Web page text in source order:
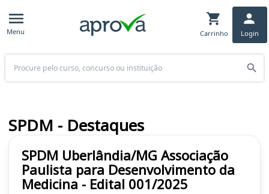
Menu Carrinho Login
Buscar
SPDM Uberlândia/MG Associação
Paulista para Desenvolvimento da
Medicina - Edital 001/2025
SPDM - Destaques